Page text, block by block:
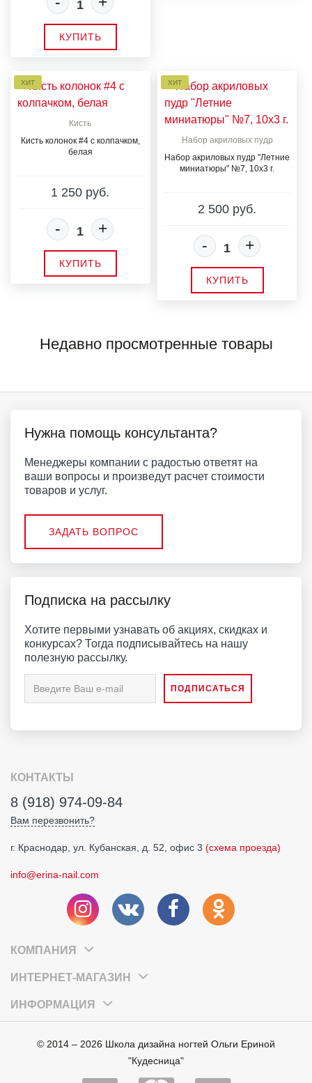
КУПИТЬ
ХИТ
Кисть
Кисть колонок #4 с колпачком,
белая
1 250 руб.
- +
КУПИТЬ
ХИТ
Набор акриловых пудр
Набор акриловых пудр "Летние
миниатюры" №7, 10x3 г.
2 500 руб.
- +
КУПИТЬ
Недавно просмотренные товары
Нужна помощь консультанта?
Менеджеры компании с радостью ответят на
ваши вопросы и произведут расчет стоимости
товаров и услуг.
ЗАДАТЬ ВОПРОС
Подписка на рассылку
Хотите первыми узнавать об акциях, скидках и
конкурсах? Тогда подписывайтесь на нашу
полезную рассылку.
КОНТАКТЫ
8 (918) 974-09-84
Вам перезвонить?
г. Краснодар, ул. Кубанская, д. 52, офис 3 (схема проезда)
info@erina-nail.com
КОМПАНИЯ
ИНТЕРНЕТ-МАГАЗИН
ИНФОРМАЦИЯ
© 2014 – 2026 Школа дизайна ногтей Ольги Ериной
"Кудесница"